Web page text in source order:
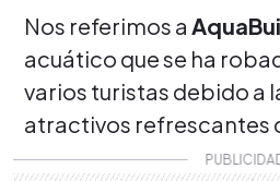
Nos referimos a
acuático que se ha
varios turistas debido a
atractivos refrescantes